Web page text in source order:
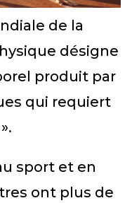
de la
désigne
produit par
qui requiert
sport et en
ont plus de